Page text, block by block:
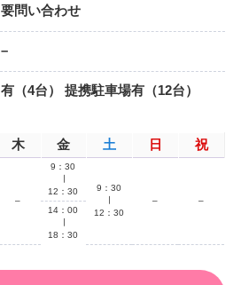
要問い合わせ
–
有（4台） 提携駐車場有（12台）
木 金 土 日 祝
–
9：30
12：30
9：30
12：30
–
–
14：00
18：30